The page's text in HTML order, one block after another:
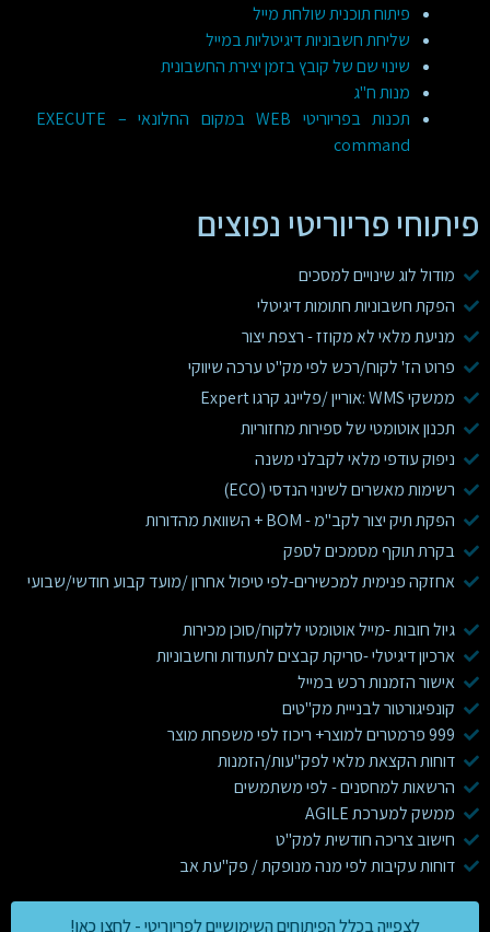
פיתוח תוכנית שולחת מייל
שליחת חשבוניות דיגיטליות במייל
שינוי שם של קובץ בזמן יצירת החשבונית
מנות ח"ג
תכנות בפריוריטי WEB במקום החלונאי – EXECUTE
command
פיתוחי פריוריטי נפוצים
מודול לוג שינויים למסכים
הפקת חשבוניות חתומות דיגיטלי
מניעת מלאי לא מקוזז - רצפת יצור
פרוט הז' לקוח/רכש לפי מק"ט ערכה שיווקי
ממשקי WMS :אוריין /פליינג קרגו Expert
תכנון אוטומטי של ספירות מחזוריות
ניפוק עודפי מלאי לקבלני משנה
רשימות מאשרים לשינוי הנדסי (ECO)
הפקת תיק יצור לקב"מ - BOM + השוואת מהדורות
בקרת תוקף מסמכים לספק
אחזקה פנימית למכשירים-לפי טיפול אחרון /מועד קבוע חודשי/שבועי
גיול חובות -מייל אוטומטי ללקוח/סוכן מכירות
ארכיון דיגיטלי -סריקת קבצים לתעודות וחשבוניות
אישור הזמנות רכש במייל
קונפיגורטור לבנייית מק"טים
999 פרמטרים למוצר+ ריכוז לפי משפחת מוצר
דוחות הקצאת מלאי לפק"עות/הזמנות
הרשאות למחסנים - לפי משתמשים
ממשק למערכת AGILE
חישוב צריכה חודשית למק"ט
דוחות עקיבות לפי מנה מנופקת / פק"עת אב
לצפייה בכלל הפיתוחים השימושיים לפריוריטי - לחצו כאן!